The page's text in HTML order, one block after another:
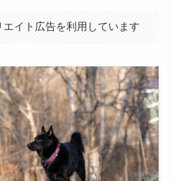
イト広告を利用しています